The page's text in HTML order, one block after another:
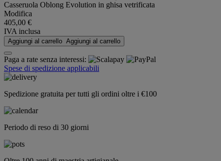
Casseruola Oblong Evolution in ghisa vetrificata
Modifica
405,00 €
IVA inclusa
Aggiungi al carrello Aggiungi al carrello
Paga a rate senza interessi:
Spese di spedizione applicabili
Spedizione gratuita per tutti gli ordini oltre i €100
Periodo di reso di 30 giorni